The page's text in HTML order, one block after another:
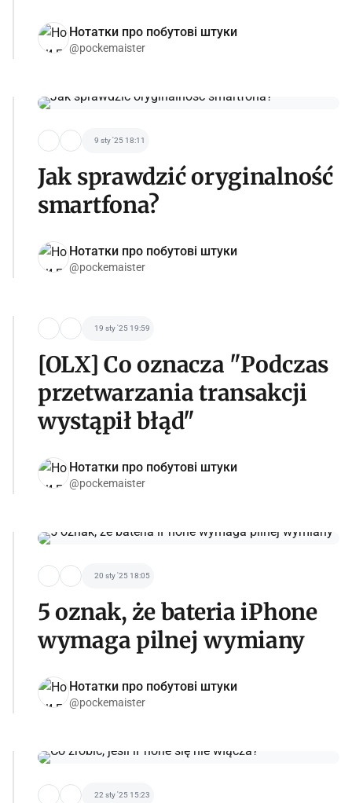
Нотатки про побутові штуки
@pockemaister
9 sty '25 18:11
Jak sprawdzić oryginalność
smartfona?
Нотатки про побутові штуки
@pockemaister
19 sty '25 19:59
[OLX] Co oznacza "Podczas
przetwarzania transakcji
wystąpił błąd"
Нотатки про побутові штуки
@pockemaister
20 sty '25 18:05
5 oznak, że bateria iPhone
wymaga pilnej wymiany
Нотатки про побутові штуки
@pockemaister
22 sty '25 15:23